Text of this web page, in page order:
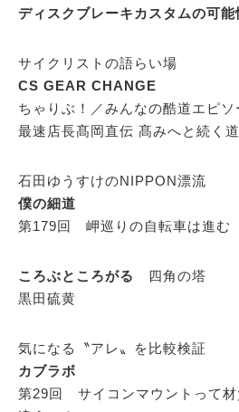
ディスクブレーキカスタムの可能
サイクリストの語らい場
CS GEAR CHANGE
ちゃりぶ！／みんなの酷道エピ
最速店長髙岡直伝 髙みへと続く
石田ゆうすけのNIPPON漂流
僕の細道
第179回 岬巡りの自転車は進む
ころぶところがる
四角の塔
黒田硫黄
気になる〝アレ〟を比較検証
カブラボ
第29回 サイコンマウントって材